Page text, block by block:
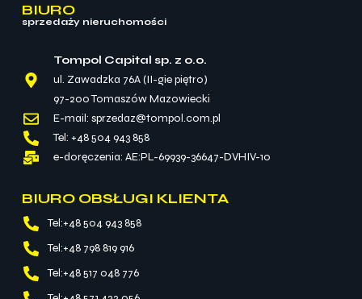
BIURO
sprzedaży nieruchomości
Tompol Capital sp. z o.o.
ul. Zawadzka 76A (II-gie piętro)
97-200 Tomaszów Mazowiecki
E-mail: sprzedaz@tompol.com.pl
Tel: +48 504 943 858
e-doręczenia: AE:PL-69939-36647-DVHIV-10
BIURO OBSŁUGI KLIENTA
Tel:+48 504 943 858
Tel:+48 798 819 916
Tel:+48 517 048 776